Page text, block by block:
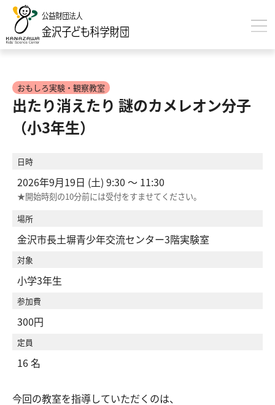
イベント
事業概要
財団だより
おもしろ実験・観察教室
出たり消えたり 謎のカメレオン分子
（小3年生）
日時
2026年9月19日 (土) 9:30 ～ 11:30
★開始時刻の10分前には受付をすませてください。
場所
金沢市長土塀青少年交流センター3階実験室
対象
小学3年生
参加費
300円
定員
16 名
今回の教室を指導していただくのは、